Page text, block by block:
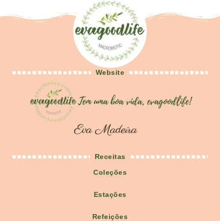
Website
Receitas
Coleções
Estações
Refeições